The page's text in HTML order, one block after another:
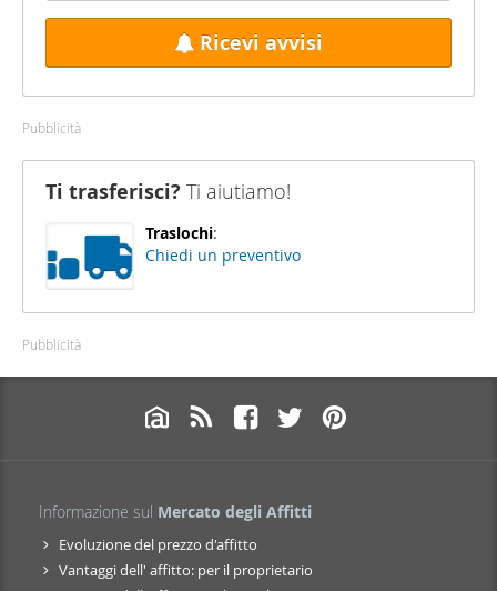
Ricevi avvisi
Pubblicità
Ti trasferisci? Ti aiutiamo!
Traslochi:
Chiedi un preventivo
Pubblicità
Informazione sul Mercato degli Affitti
Evoluzione del prezzo d'affitto
Vantaggi dell' affitto: per il proprietario